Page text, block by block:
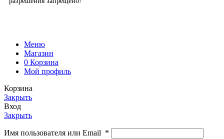
Меню
Магазин
0 Корзина
Мой профиль
Корзина
Закрыть
Вход
Закрыть
Имя пользователя или Email *